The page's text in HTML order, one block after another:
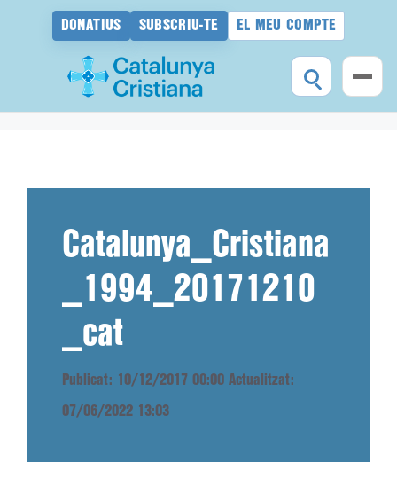
DONATIUS SUBSCRIU-TE EL MEU COMPTE
Catalunya_Cristiana
_1994_20171210
_cat
Publicat: 10/12/2017 00:00 Actualitzat:
07/06/2022 13:03